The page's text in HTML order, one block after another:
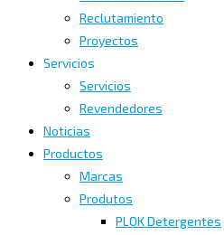
Reclutamiento
Proyectos
Servicios
Servicios
Revendedores
Noticias
Productos
Marcas
Produtos
PLOK Detergentes